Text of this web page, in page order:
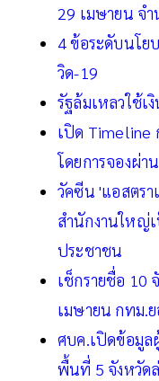
29 เมษายน จำ
4 ข้อระดับนโย
วิด-19
รัฐล้มเหลวใช้เ
เปิด Timeline
โดยการจองผ่
วัคซีน 'แอสตรา
สำนักงานใหญ่
ประชาชน
เช็กรายชื่อ 10
เมษายน กทม.ย
ศบค.เปิดข้อมูล
พื้นที่ 5 จังหวัด